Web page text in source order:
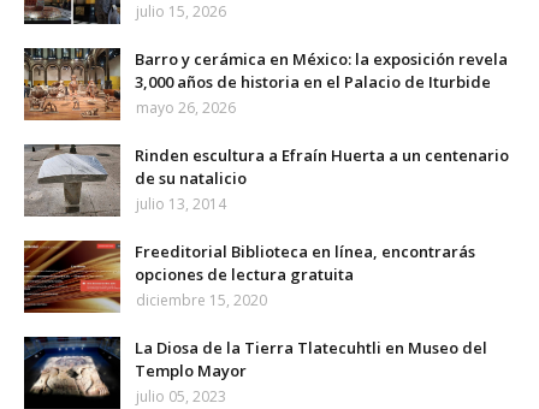
julio 15, 2026
Barro y cerámica en México: la exposición revela
3,000 años de historia en el Palacio de Iturbide
mayo 26, 2026
Rinden escultura a Efraín Huerta a un centenario
de su natalicio
julio 13, 2014
Freeditorial Biblioteca en línea, encontrarás
opciones de lectura gratuita
diciembre 15, 2020
La Diosa de la Tierra Tlatecuhtli en Museo del
Templo Mayor
julio 05, 2023